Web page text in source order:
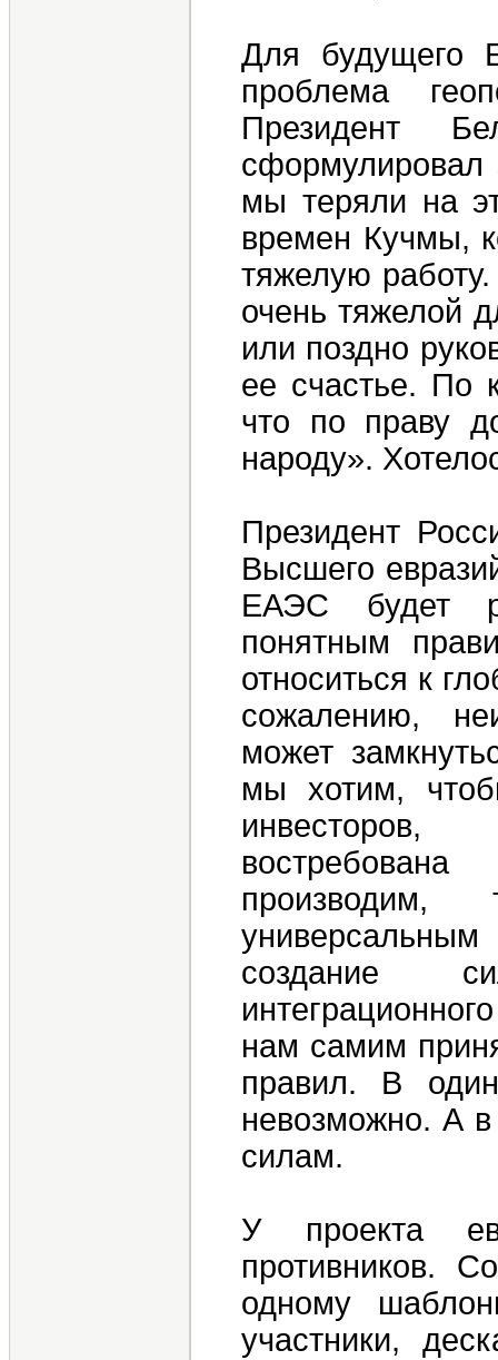
Для будущего
проблема
Президент
сформулировал
мы теряли на
времен Кучмы,
тяжелую
очень тяжелой
или поздно
ее счастье. По
что по праву
народу».
Президент
Высшего
ЕАЭС будет
понятным
относиться к
сожалению,
может
мы хотим,
создание
нам самим
правил. В
невозможно. А
силам.
У проекта
противников.
одному
участники,